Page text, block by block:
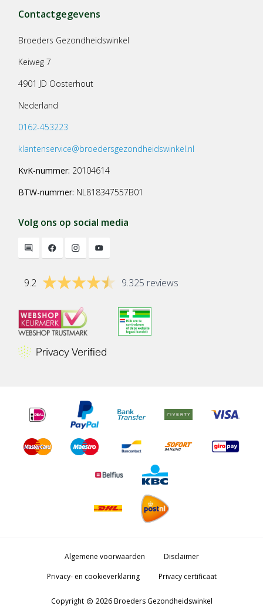
Contactgegevens
Broeders Gezondheidswinkel
Keiweg 7
4901 JD Oosterhout
Nederland
0162-453223
klantenservice@broedersgezondheidswinkel.nl
KvK-nummer: 20104614
BTW-nummer: NL818347557B01
Volg ons op social media
9.2 9.325 reviews
Algemene voorwaarden
Disclaimer
Privacy- en cookieverklaring
Privacy certificaat
Copyright copyright 2026 Broeders Gezondheidswinkel